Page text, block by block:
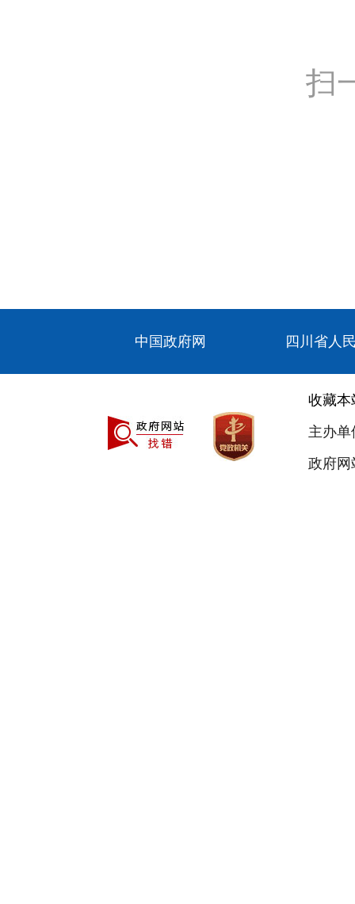
扫
中国政府网 四川省人
收藏本
主办
政府网